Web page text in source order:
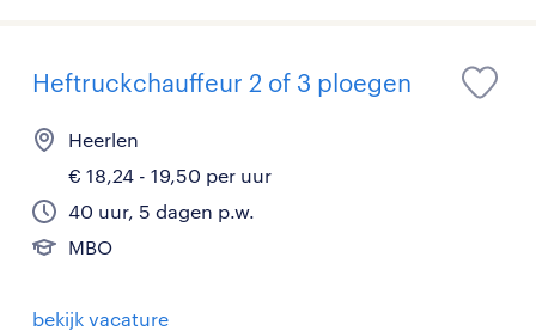
Heftruckchauffeur 2 of 3 ploegen
Heerlen
€ 18,24 - 19,50 per uur
40 uur, 5 dagen p.w.
MBO
bekijk vacature